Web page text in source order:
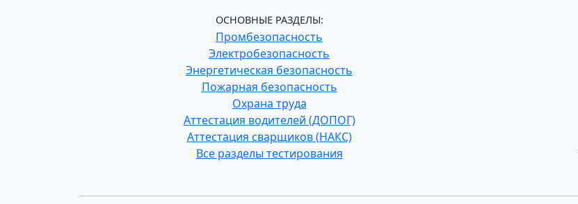
ОСНОВНЫЕ РАЗДЕЛЫ:
Промбезопасность
Электробезопасность
Энергетическая безопасность
Пожарная безопасность
Охрана труда
Аттестация водителей (ДОПОГ)
Аттестация сварщиков (НАКС)
Все разделы тестирования